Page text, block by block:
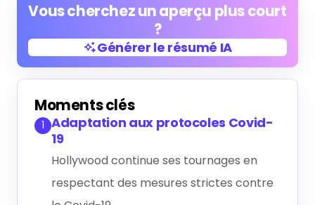
Vous cherchez un aperçu plus court
?
Générer le résumé IA
Générer le résumé IA
Moments clés
1 Adaptation aux protocoles Covid-
19
Hollywood continue ses tournages en
respectant des mesures strictes contre